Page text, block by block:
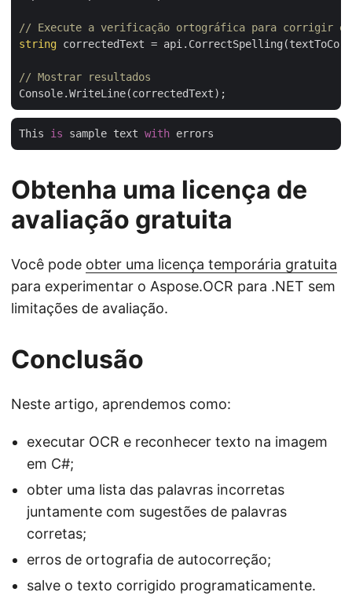
// Execute a verificação ortográfica para corrigir
string correctedText =
// Mostrar resultados
This is sample text with
Obtenha uma licença de
avaliação gratuita
Você pode obter uma licença temporária gratuita
para experimentar o Aspose.OCR para .NET sem
limitações de avaliação.
Conclusão
Neste artigo, aprendemos como:
executar OCR e reconhecer texto na imagem
em C#;
obter uma lista das palavras incorretas
juntamente com sugestões de palavras
corretas;
erros de ortografia de autocorreção;
salve o texto corrigido programaticamente.